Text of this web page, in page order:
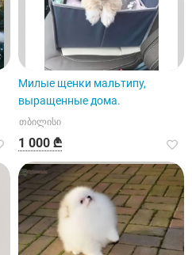
Милые щенки мальтипу,
выращенные дома.
თბილისი
1 000 ₾